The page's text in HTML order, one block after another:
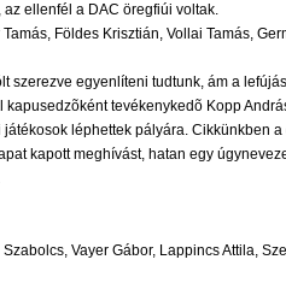
ellenfél a DAC öregfiúi voltak.
Földes Krisztián, Vollai Tamás,
egyenlíteni tudtunk, ám a
tevékenykedõ Kopp
léphettek pályára.
kapott meghívást, hatan egy
Vayer Gábor, Lappincs Attila,